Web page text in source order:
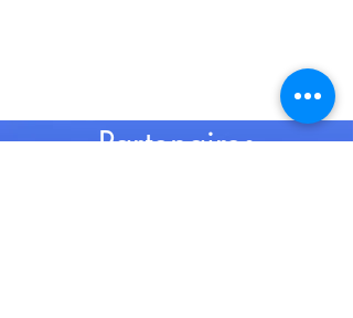
Partenaires